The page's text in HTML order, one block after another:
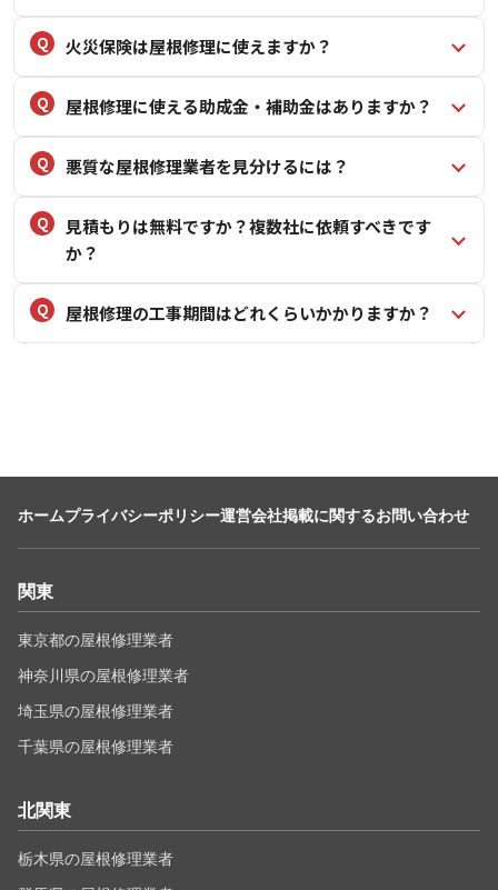
火災保険は屋根修理に使えますか？
屋根修理に使える助成金・補助金はありますか？
悪質な屋根修理業者を見分けるには？
見積もりは無料ですか？複数社に依頼すべきです
か？
屋根修理の工事期間はどれくらいかかりますか？
ホームプライバシーポリシー運営会社掲載に関するお問い合わせ
関東
東京都の屋根修理業者
神奈川県の屋根修理業者
埼玉県の屋根修理業者
千葉県の屋根修理業者
北関東
栃木県の屋根修理業者